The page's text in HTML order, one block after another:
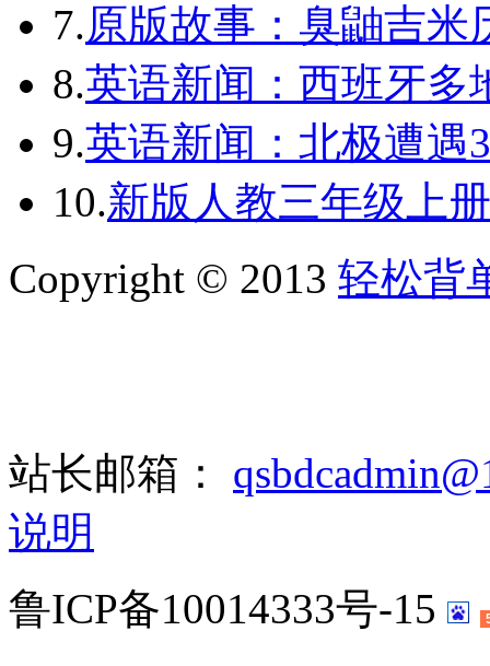
7.原版故事：臭鼬吉米
8.英语新闻：西班牙多
9.英语新闻：北极遭遇
10.新版人教三年级上
Copyright © 2013 轻松背
站长邮箱：
说明
鲁ICP备10014333号-15